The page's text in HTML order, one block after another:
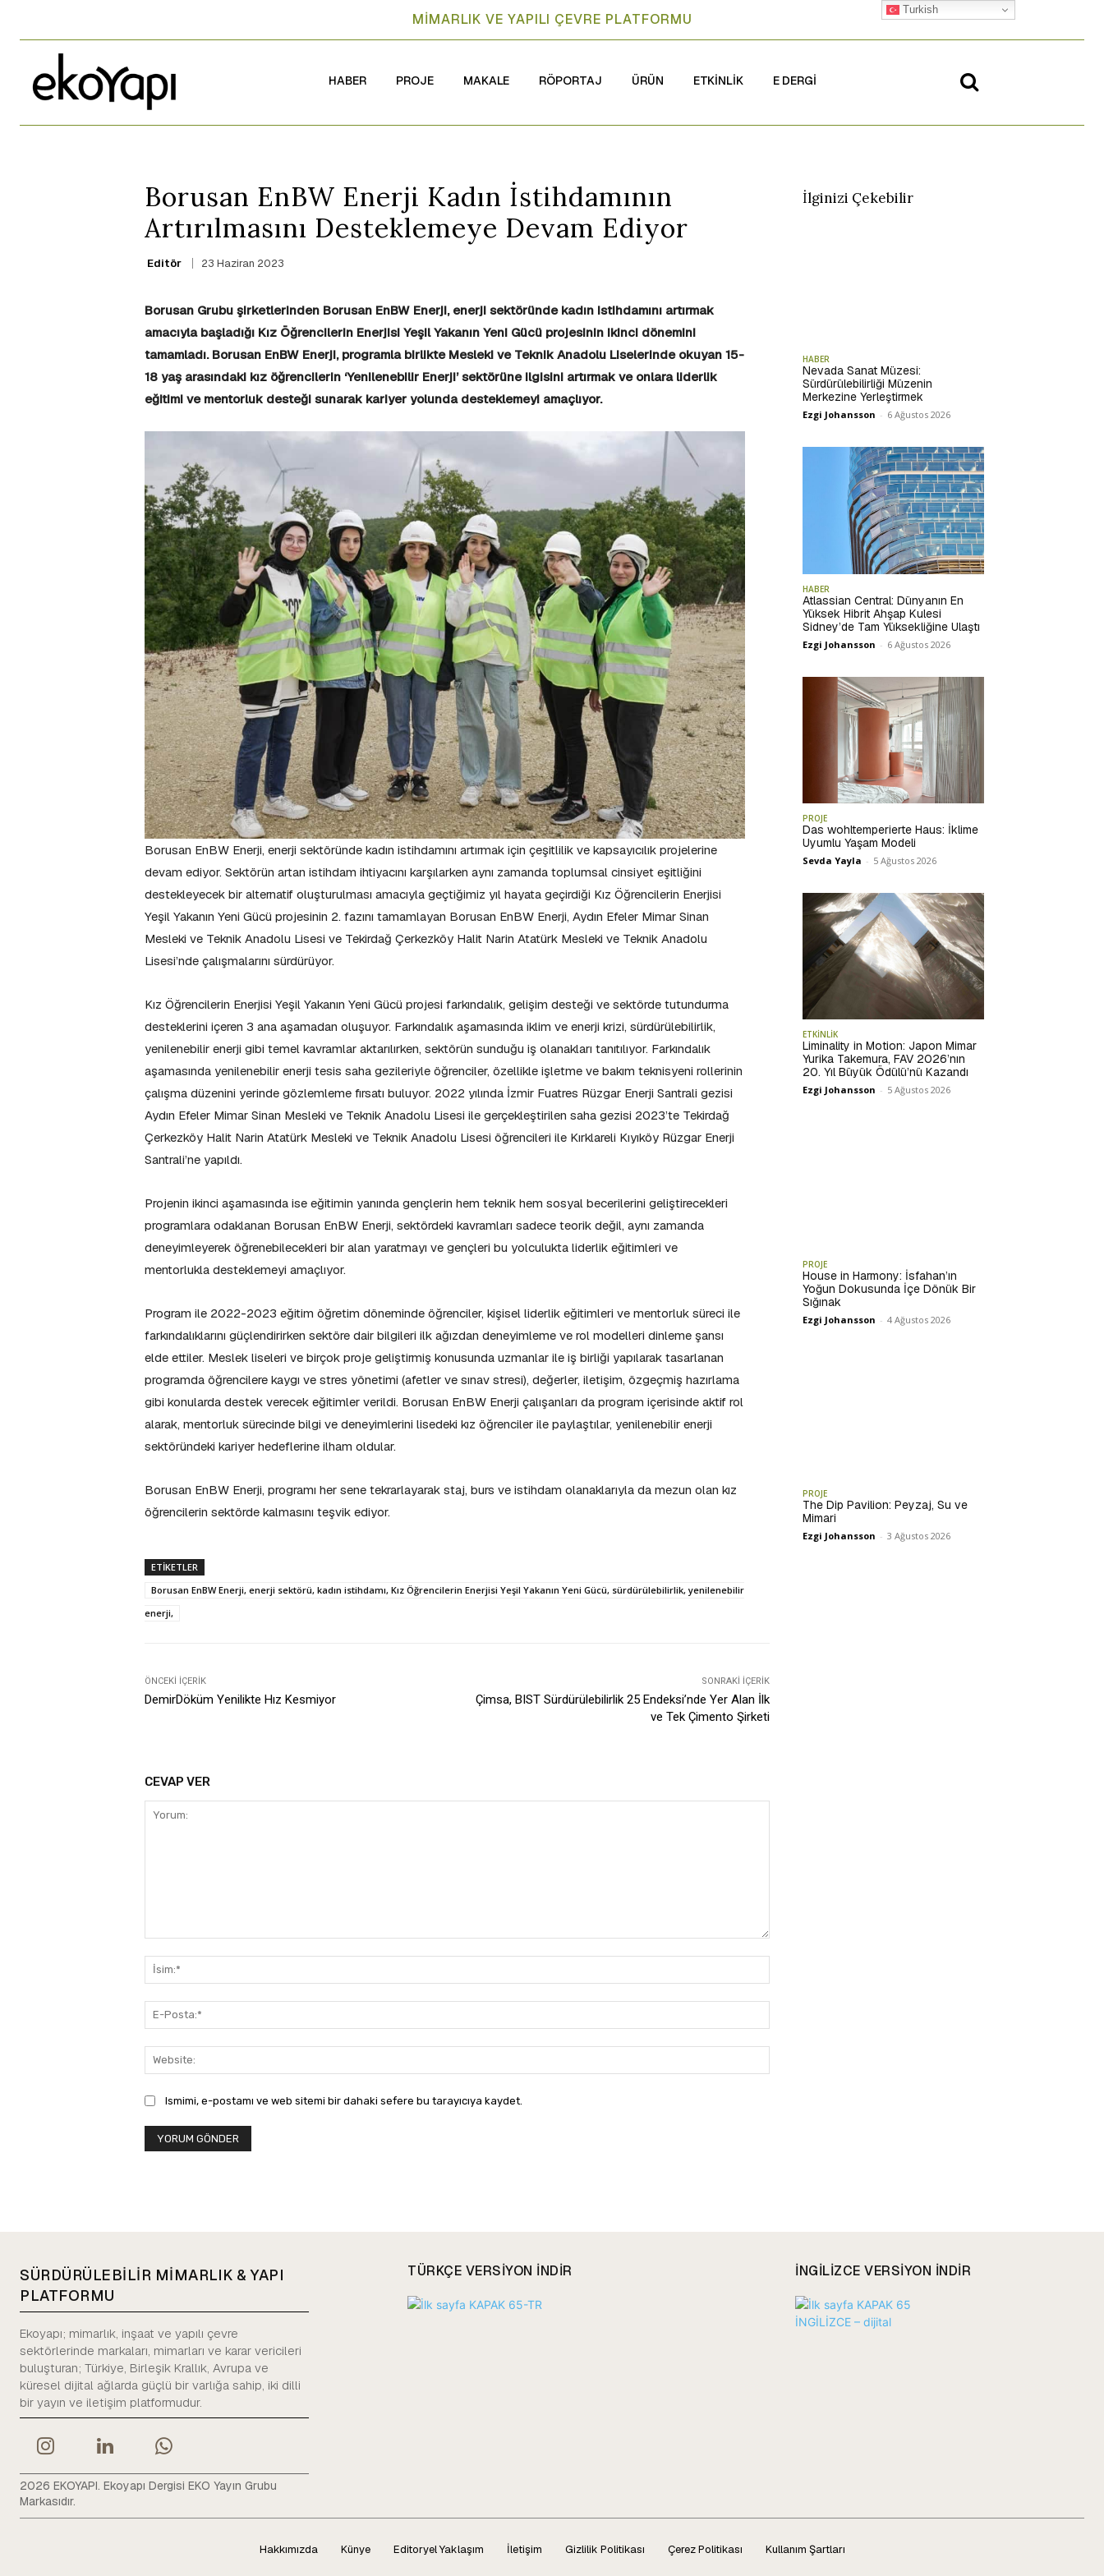
MİMARLIK VE YAPILI ÇEVRE PLATFORMU
HABER PROJE MAKALE RÖPORTAJ ÜRÜN ETKİNLİK E DERGİ
Borusan EnBW Enerji Kadın İstihdamının
Artırılmasını Desteklemeye Devam Ediyor
Editör 23 Haziran 2023
Borusan Grubu şirketlerinden Borusan EnBW Enerji, enerji sektöründe kadın istihdamını artırmak
amacıyla başladığı Kız Öğrencilerin Enerjisi Yeşil Yakanın Yeni Gücü projesinin ikinci dönemini
tamamladı. Borusan EnBW Enerji, programla birlikte Mesleki ve Teknik Anadolu Liselerinde okuyan 15-
18 yaş arasındaki kız öğrencilerin ‘Yenilenebilir Enerji’ sektörüne ilgisini artırmak ve onlara liderlik
eğitimi ve mentorluk desteği sunarak kariyer yolunda desteklemeyi amaçlıyor.
Borusan EnBW Enerji, enerji sektöründe kadın istihdamını artırmak için çeşitlilik ve kapsayıcılık projelerine
devam ediyor. Sektörün artan istihdam ihtiyacını karşılarken aynı zamanda toplumsal cinsiyet eşitliğini
destekleyecek bir alternatif oluşturulması amacıyla geçtiğimiz yıl hayata geçirdiği Kız Öğrencilerin Enerjisi
Yeşil Yakanın Yeni Gücü projesinin 2. fazını tamamlayan Borusan EnBW Enerji, Aydın Efeler Mimar Sinan
Mesleki ve Teknik Anadolu Lisesi ve Tekirdağ Çerkezköy Halit Narin Atatürk Mesleki ve Teknik Anadolu
Lisesi’nde çalışmalarını sürdürüyor.
Kız Öğrencilerin Enerjisi Yeşil Yakanın Yeni Gücü projesi farkındalık, gelişim desteği ve sektörde tutundurma
desteklerini içeren 3 ana aşamadan oluşuyor. Farkındalık aşamasında iklim ve enerji krizi, sürdürülebilirlik,
yenilenebilir enerji gibi temel kavramlar aktarılırken, sektörün sunduğu iş olanakları tanıtılıyor. Farkındalık
aşamasında yenilenebilir enerji tesis saha gezileriyle öğrenciler, özellikle işletme ve bakım teknisyeni rollerinin
çalışma düzenini yerinde gözlemleme fırsatı buluyor. 2022 yılında İzmir Fuatres Rüzgar Enerji Santrali gezisi
Aydın Efeler Mimar Sinan Mesleki ve Teknik Anadolu Lisesi ile gerçekleştirilen saha gezisi 2023’te Tekirdağ
Çerkezköy Halit Narin Atatürk Mesleki ve Teknik Anadolu Lisesi öğrencileri ile Kırklareli Kıyıköy Rüzgar Enerji
Santrali’ne yapıldı.
Projenin ikinci aşamasında ise eğitimin yanında gençlerin hem teknik hem sosyal becerilerini geliştirecekleri
programlara odaklanan Borusan EnBW Enerji, sektördeki kavramları sadece teorik değil, aynı zamanda
deneyimleyerek öğrenebilecekleri bir alan yaratmayı ve gençleri bu yolculukta liderlik eğitimleri ve
mentorlukla desteklemeyi amaçlıyor.
Program ile 2022-2023 eğitim öğretim döneminde öğrenciler, kişisel liderlik eğitimleri ve mentorluk süreci ile
farkındalıklarını güçlendirirken sektöre dair bilgileri ilk ağızdan deneyimleme ve rol modelleri dinleme şansı
elde ettiler. Meslek liseleri ve birçok proje geliştirmiş konusunda uzmanlar ile iş birliği yapılarak tasarlanan
programda öğrencilere kaygı ve stres yönetimi (afetler ve sınav stresi), değerler, iletişim, özgeçmiş hazırlama
gibi konularda destek verecek eğitimler verildi. Borusan EnBW Enerji çalışanları da program içerisinde aktif rol
alarak, mentorluk sürecinde bilgi ve deneyimlerini lisedeki kız öğrenciler ile paylaştılar, yenilenebilir enerji
sektöründeki kariyer hedeflerine ilham oldular.
Borusan EnBW Enerji, programı her sene tekrarlayarak staj, burs ve istihdam olanaklarıyla da mezun olan kız
öğrencilerin sektörde kalmasını teşvik ediyor.
ETIKETLER
Borusan EnBW Enerji, enerji sektörü, kadın istihdamı, Kız Öğrencilerin Enerjisi Yeşil Yakanın Yeni Gücü, sürdürülebilirlik, yenilenebilir
enerji,
ÖNCEKI İÇERIK
DemirDöküm Yenilikte Hız Kesmiyor
SONRAKI İÇERIK
Çimsa, BIST Sürdürülebilirlik 25 Endeksi’nde Yer Alan İlk
ve Tek Çimento Şirketi
CEVAP VER
Posta:*
Ismimi, e-postamı ve web sitemi bir dahaki sefere bu tarayıcıya kaydet.
İlginizi Çekebilir
HABER
Nevada Sanat Müzesi:
Sürdürülebilirliği Müzenin
Merkezine Yerleştirmek
Ezgi Johansson - 6 Ağustos 2026
HABER
Atlassian Central: Dünyanın En
Yüksek Hibrit Ahşap Kulesi
Sidney’de Tam Yüksekliğine Ulaştı
Ezgi Johansson - 6 Ağustos 2026
PROJE
Das wohltemperierte Haus: İklime
Uyumlu Yaşam Modeli
Sevda Yayla - 5 Ağustos 2026
ETKİNLİK
Liminality in Motion: Japon Mimar
Yurika Takemura, FAV 2026’nın
20. Yıl Büyük Ödülü’nü Kazandı
Ezgi Johansson - 5 Ağustos 2026
PROJE
House in Harmony: İsfahan’ın
Yoğun Dokusunda İçe Dönük Bir
Sığınak
Ezgi Johansson - 4 Ağustos 2026
PROJE
The Dip Pavilion: Peyzaj, Su ve
Mimari
Ezgi Johansson - 3 Ağustos 2026
SÜRDÜRÜLEBİLİR MİMARLIK & YAPI
PLATFORMU
Ekoyapı; mimarlık, inşaat ve yapılı çevre
sektörlerinde markaları, mimarları ve karar vericileri
buluşturan; Türkiye, Birleşik Krallık, Avrupa ve
küresel dijital ağlarda güçlü bir varlığa sahip, iki dilli
bir yayın ve iletişim platformudur.
2026 EKOYAPI. Ekoyapı Dergisi EKO Yayın Grubu
Markasıdır.
TÜRKÇE VERSIYON INDIR INGILIZCE VERSIYON INDIR
Hakkımızda Künye Editoryel Yaklaşım İletişim Gizlilik Politikası Çerez Politikası Kullanım Şartları
Turkish